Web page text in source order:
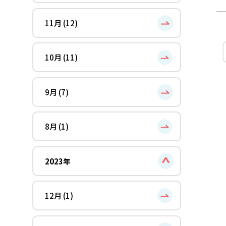
11月 (12)
10月 (11)
9月 (7)
8月 (1)
2023年
12月 (1)